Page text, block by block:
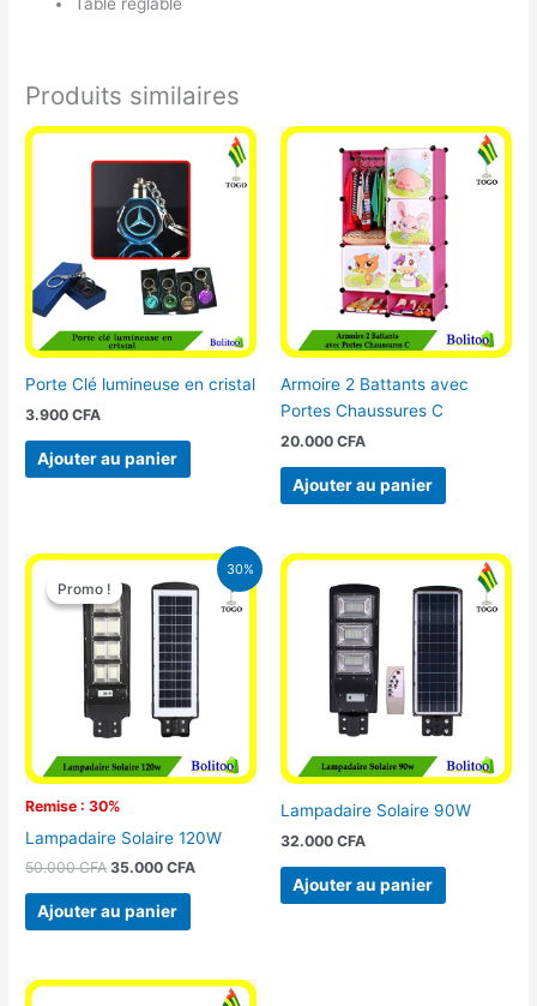
Produits similaires
Porte Clé lumineuse en cristal
3.900CFA
Ajouter au panier
Armoire 2 Battants avec
Portes Chaussures C
20.000 CFA
Ajouter au panier
30%
Promo !
Remise : 30%
Promo !
Lampadaire Solaire 120W
50.000CFA
Le
prix
initial
était :
50.000 CFA.
35.000CFA
Le
prix
actuel
est :
35.000 CFA.
Ajouter au panier
Lampadaire Solaire 90W
32.000 CFA
Ajouter au panier